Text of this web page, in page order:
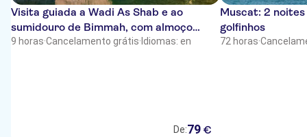
Visita guiada a Wadi As Shab e ao
sumidouro de Bimmah, com almoço
incluído
9 horas·Cancelamento grátis· Idiomas: en
De:79 €
Muscat: 2
golfinhos
72 horas·